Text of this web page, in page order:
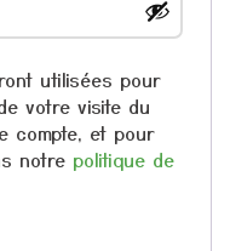
utilisées pour
votre visite du
compte, et pour
notre politique de